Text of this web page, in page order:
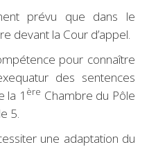
prévu que dans le
devant la Cour d’appel.
pour connaître
des sentences
la 1 ère Chambre du Pôle
5.
une adaptation du